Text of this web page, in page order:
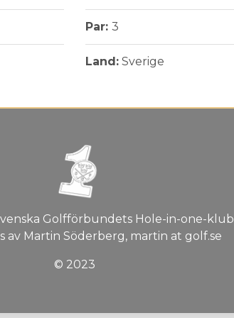
Par: 3
Land: Sverige
Golfförbundets Hole-in-one-
av Martin Söderberg, martin at golf.se
© 2023